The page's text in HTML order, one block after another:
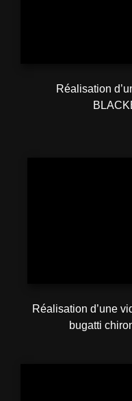
Réalisation
Réalisation d’une
bugatti